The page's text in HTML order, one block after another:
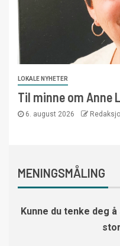
LOKALE NYHETER
Til minne om Anne
6. august 2026
MENINGSMÅLING
Kunne du tenke deg